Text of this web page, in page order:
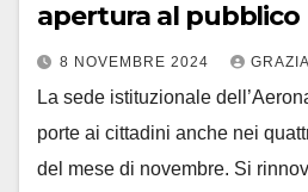
apertura al pubblico
8 NOVEMBRE 2024
La sede istituzionale
porte ai cittadini anche nei
del mese di novembre. Si